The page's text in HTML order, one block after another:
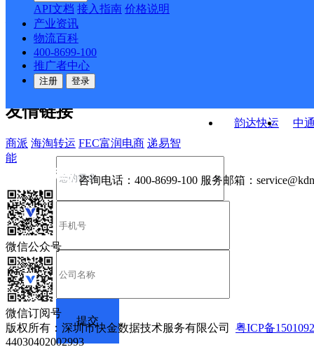
API文档 接入指南 价格说明
产业资讯
物流百科
400-8699-100
推广者中心
注册 登录
韵达快运
中
关于我们
公司介绍 企业动态
合作伙伴 快递鸟接口服务协议
户隐私政策
友情链接
商派 海淘转运 FEC富润电商 递易智
能
咨询电话： 400-8699-100 服务邮箱：
微信公众号
微信订阅号
版权所有：深圳市快金数据技术服务有限公司 粤ICP备
44030402002993